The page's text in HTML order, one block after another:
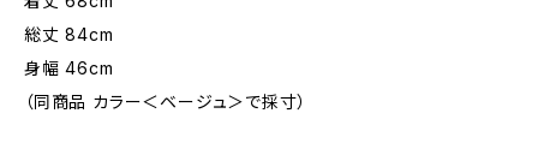
総丈 84cm
身幅 46cm
（同商品 カラー＜ベージュ＞で採寸）